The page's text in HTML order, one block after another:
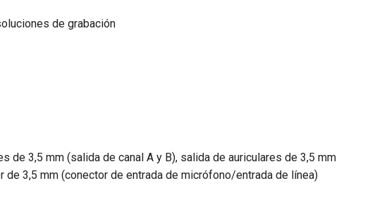
de grabación
de 3,5 mm (salida de canal A y B), salida de auriculares de 3,5 mm
de 3,5 mm (conector de entrada de micrófono/entrada de línea)